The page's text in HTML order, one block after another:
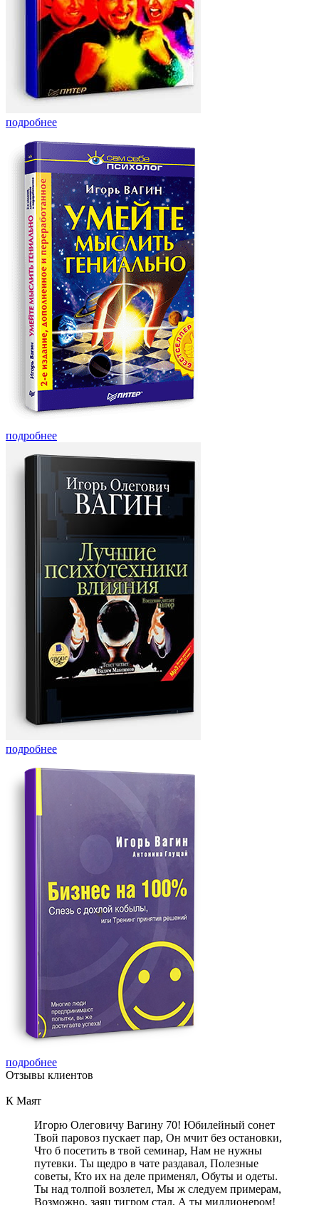
подробнее
подробнее
подробнее
подробнее
Отзывы клиентов
К Маят
Игорю Олеговичу Вагину 70! Юбилейный сонет
Твой паровоз пускает пар, Он мчит без остановки,
Что б посетить в твой семинар, Нам не нужны
путевки. Ты щедро в чате раздавал, Полезные
советы, Кто их на деле применял, Обуты и одеты.
Ты над толпой возлетел, Мы ж следуем примерам,
Возможно, заяц тигром стал, А ты миллионером!